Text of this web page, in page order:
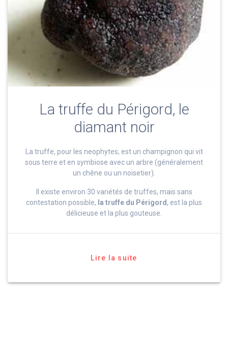
La truffe du Périgord, le
diamant noir
La truffe, pour les neophytes, est un champignon qui vit
sous terre et en symbiose avec un arbre (généralement
un chêne ou un noisetier).
Il existe environ 30 variétés de truffes, mais sans
contestation possible, la truffe du Périgord, est la plus
délicieuse et la plus gouteuse.
Lire la suite